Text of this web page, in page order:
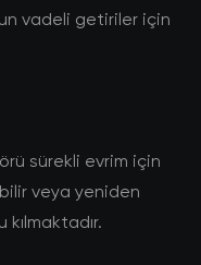
vadeli getiriler için
sürekli evrim için
veya yeniden